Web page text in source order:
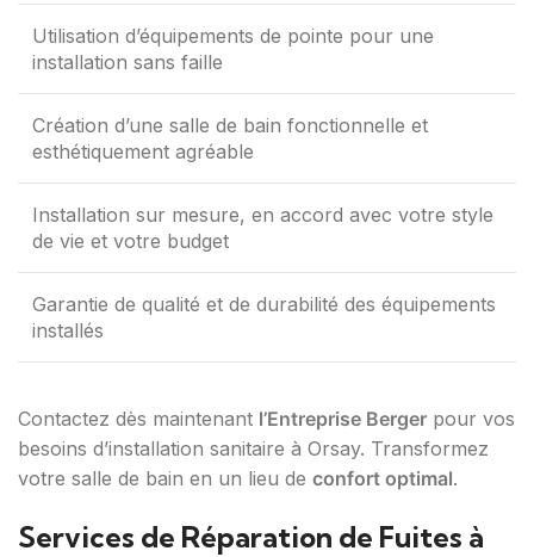
Utilisation d’équipements de pointe pour une
installation sans faille
Création d’une salle de bain fonctionnelle et
esthétiquement agréable
Installation sur mesure, en accord avec votre style
de vie et votre budget
Garantie de qualité et de durabilité des équipements
installés
Contactez dès maintenant l’Entreprise Berger pour vos
besoins d’installation sanitaire à Orsay. Transformez
votre salle de bain en un lieu de confort optimal.
Services de Réparation de Fuites à